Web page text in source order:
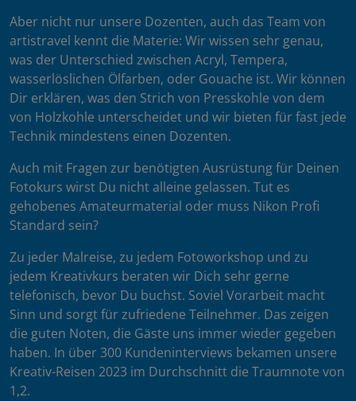
Aber nicht nur unsere Dozenten, auch das Team von
artistravel kennt die Materie: Wir wissen sehr genau,
was der Unterschied zwischen Acryl, Tempera,
wasserlöslichen Ölfarben, oder Gouache ist. Wir können
Dir erklären, was den Strich von Presskohle von dem
von Holzkohle unterscheidet und wir bieten für fast jede
Technik mindestens einen Dozenten.
Auch mit Fragen zur benötigten Ausrüstung für Deinen
Fotokurs wirst Du nicht alleine gelassen. Tut es
gehobenes Amateurmaterial oder muss Nikon Profi
Standard sein?
Zu jeder Malreise, zu jedem Fotoworkshop und zu
jedem Kreativkurs beraten wir Dich sehr gerne
telefonisch, bevor Du buchst. Soviel Vorarbeit macht
Sinn und sorgt für zufriedene Teilnehmer. Das zeigen
die guten Noten, die Gäste uns immer wieder gegeben
haben. In über 300 Kundeninterviews bekamen unsere
Kreativ-Reisen 2023 im Durchschnitt die Traumnote von
1,2.